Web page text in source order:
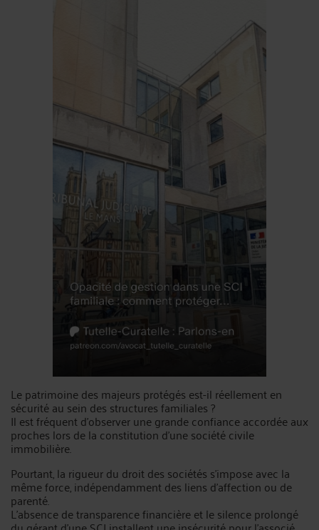
Le patrimoine des majeurs protégés est-il réellement en
sécurité au sein des structures familiales ?
Il est fréquent d'observer une grande confiance accordée aux
proches lors de la constitution d'une société civile
immobilière.
Pourtant, la rigueur du droit des sociétés s'impose avec la
même force, indépendamment des liens d'affection ou de
parenté.
L'absence de transparence financière et le silence prolongé